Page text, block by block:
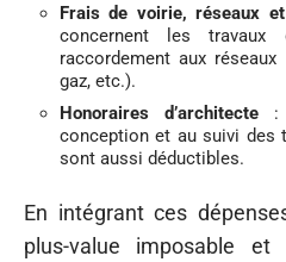
Frais de voirie, réseaux
concernent les travaux
raccordement aux
gaz, etc.).
Honoraires d’architecte:
conception et au suivi des
sont aussi déductibles.
En intégrant ces
plus-value imposable